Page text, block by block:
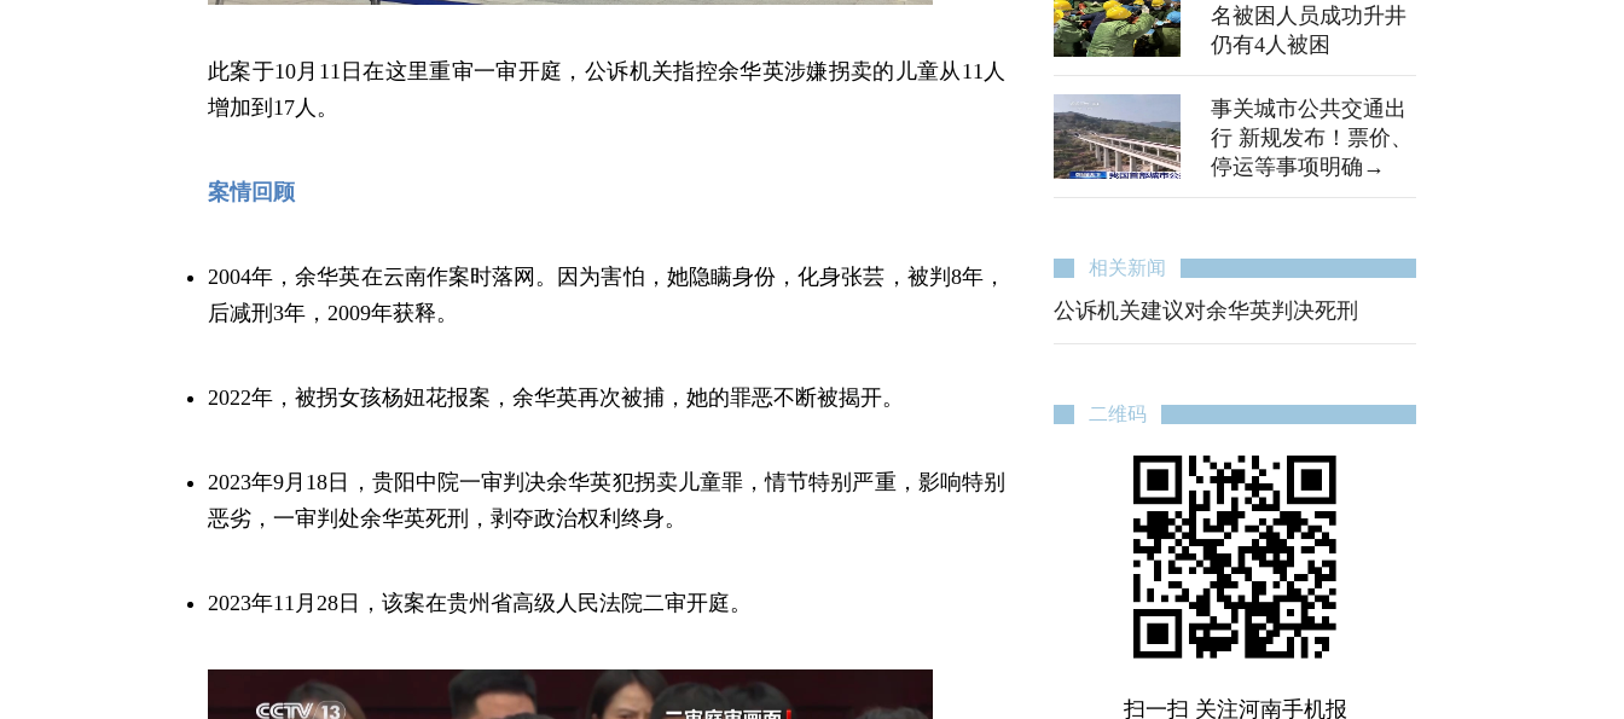
此案于10月11日在这里重审一审开庭，公诉机关指控余华英涉嫌拐卖的儿童从11人
增加到17人。
案情回顾
2004年，余华英在云南作案时落网。因为害怕，她隐瞒身份，化身张芸，被判8年，
后减刑3年，2009年获释。
2022年，被拐女孩杨妞花报案，余华英再次被捕，她的罪恶不断被揭开。
2023年9月18日，贵阳中院一审判决余华英犯拐卖儿童罪，情节特别严重，影响特别
恶劣，一审判处余华英死刑，剥夺政治权利终身。
2023年11月28日，该案在贵州省高级人民法院二审开庭。
名被困人员成功升井
仍有4人被困
事关城市公共交通出
行 新规发布！票价、
停运等事项明确→
相关新闻
公诉机关建议对余华英判决死刑
二维码
扫一扫 关注河南手机报